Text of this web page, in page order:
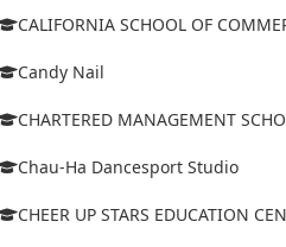
CALIFORNIA SCHOOL OF
Candy Nail
CHARTERED MANAGEMENT
Chau-Ha Dancesport Studio
CHEER UP STARS EDUCATION